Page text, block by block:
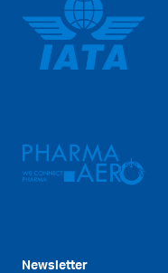
Newsletter